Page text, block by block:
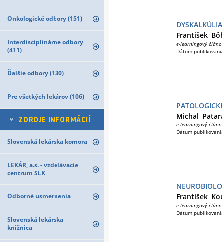
Onkologické odbory (151)
Interdisciplinárne odbory
(411)
Ďalšie odbory (130)
Pre všetkých lekárov (106)
ZDROJE INFORMÁCIÍ
Slovenská lekárska komora
LEKÁR, a.s. - vzdelávacie
centrum SLK
Odborné usmernenia
Slovenská lekárska
knižnica
DYSKALKÚLIA
František
e-learningový
Dátum
Michal
e-learningový
Dátum
František
e-learningový
Dátum